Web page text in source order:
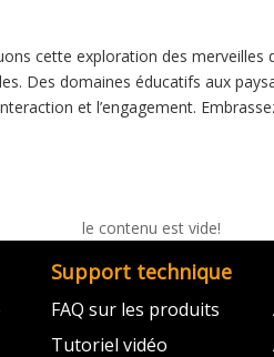
cette exploration des
Des domaines éducatifs aux
et l’engagement.
le contenu est vide!
Support technique
FAQ sur les produits
Tutoriel vidéo